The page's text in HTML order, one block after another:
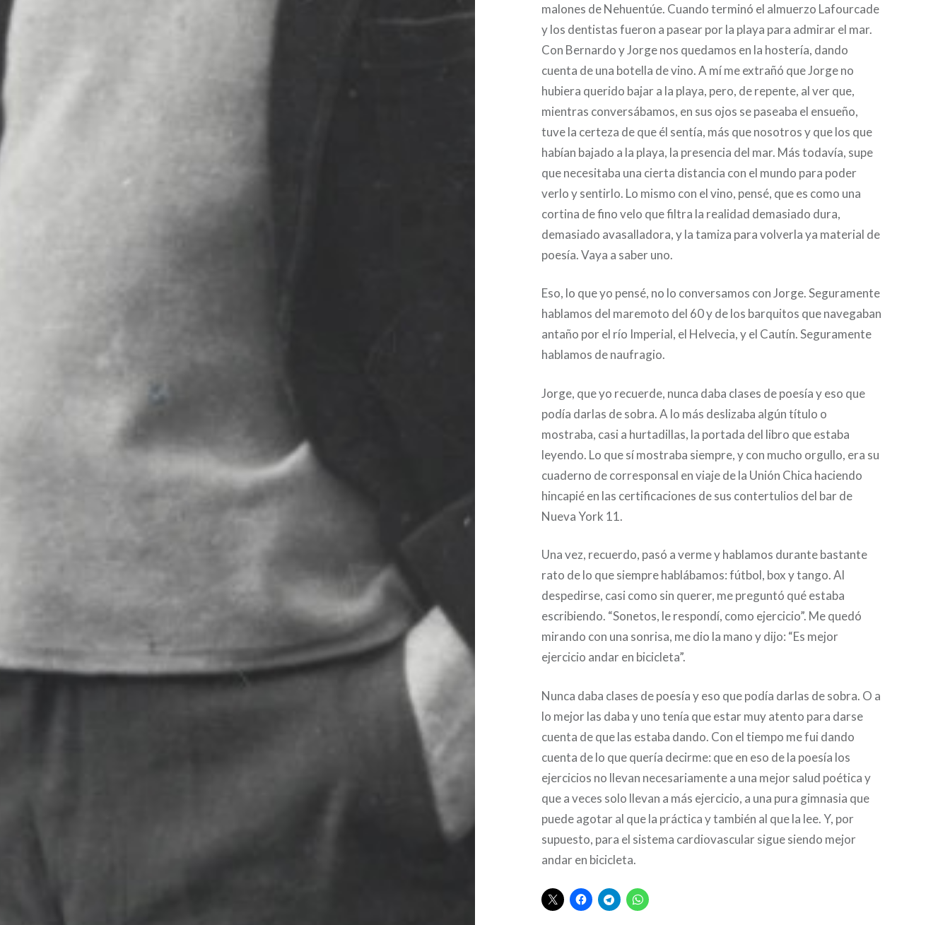
malones de Nehuentúe. Cuando terminó el almuerzo Lafourcade
y los dentistas fueron a pasear por la playa para admirar el mar.
Con Bernardo y Jorge nos quedamos en la hostería, dando
cuenta de una botella de vino. A mí me extrañó que Jorge no
hubiera querido bajar a la playa, pero, de repente, al ver que,
mientras conversábamos, en sus ojos se paseaba el ensueño,
tuve la certeza de que él sentía, más que nosotros y que los que
habían bajado a la playa, la presencia del mar. Más todavía, supe
que necesitaba una cierta distancia con el mundo para poder
verlo y sentirlo. Lo mismo con el vino, pensé, que es como una
cortina de fino velo que filtra la realidad demasiado dura,
demasiado avasalladora, y la tamiza para volverla ya material de
poesía. Vaya a saber uno.
Eso, lo que yo pensé, no lo conversamos con Jorge. Seguramente
hablamos del maremoto del 60 y de los barquitos que navegaban
antaño por el río Imperial, el Helvecia, y el Cautín. Seguramente
hablamos de naufragio.
Jorge, que yo recuerde, nunca daba clases de poesía y eso que
podía darlas de sobra. A lo más deslizaba algún título o
mostraba, casi a hurtadillas, la portada del libro que estaba
leyendo. Lo que sí mostraba siempre, y con mucho orgullo, era su
cuaderno de corresponsal en viaje de la Unión Chica haciendo
hincapié en las certificaciones de sus contertulios del bar de
Nueva York 11.
Una vez, recuerdo, pasó a verme y hablamos durante bastante
rato de lo que siempre hablábamos: fútbol, box y tango. Al
despedirse, casi como sin querer, me preguntó qué estaba
escribiendo. “Sonetos, le respondí, como ejercicio”. Me quedó
mirando con una sonrisa, me dio la mano y dijo: “Es mejor
ejercicio andar en bicicleta”.
Nunca daba clases de poesía y eso que podía darlas de sobra. O a
lo mejor las daba y uno tenía que estar muy atento para darse
cuenta de que las estaba dando. Con el tiempo me fui dando
cuenta de lo que quería decirme: que en eso de la poesía los
ejercicios no llevan necesariamente a una mejor salud poética y
que a veces solo llevan a más ejercicio, a una pura gimnasia que
puede agotar al que la práctica y también al que la lee. Y, por
supuesto, para el sistema cardiovascular sigue siendo mejor
andar en bicicleta.